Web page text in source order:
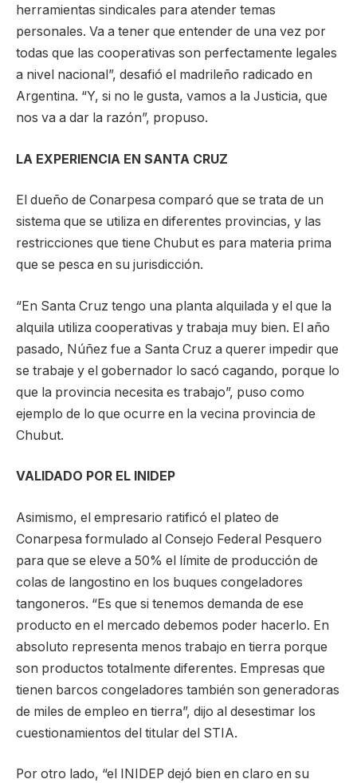
herramientas sindicales para atender temas
personales. Va a tener que entender de una vez por
todas que las cooperativas son perfectamente legales
a nivel nacional”, desafió el madrileño radicado en
Argentina. “Y, si no le gusta, vamos a la Justicia, que
nos va a dar la razón”, propuso.
LA EXPERIENCIA EN SANTA CRUZ
El dueño de Conarpesa comparó que se trata de un
sistema que se utiliza en diferentes provincias, y las
restricciones que tiene Chubut es para materia prima
que se pesca en su jurisdicción.
“En Santa Cruz tengo una planta alquilada y el que la
alquila utiliza cooperativas y trabaja muy bien. El año
pasado, Núñez fue a Santa Cruz a querer impedir que
se trabaje y el gobernador lo sacó cagando, porque lo
que la provincia necesita es trabajo”, puso como
ejemplo de lo que ocurre en la vecina provincia de
Chubut.
VALIDADO POR EL INIDEP
Asimismo, el empresario ratificó el plateo de
Conarpesa formulado al Consejo Federal Pesquero
para que se eleve a 50% el límite de producción de
colas de langostino en los buques congeladores
tangoneros. “Es que si tenemos demanda de ese
producto en el mercado debemos poder hacerlo. En
absoluto representa menos trabajo en tierra porque
son productos totalmente diferentes. Empresas que
tienen barcos congeladores también son generadoras
de miles de empleo en tierra”, dijo al desestimar los
cuestionamientos del titular del STIA.
Por otro lado, “el INIDEP dejó bien en claro en su